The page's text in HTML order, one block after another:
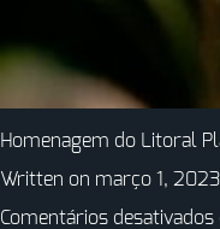
Homenagem do Litoral
Written on março 1,
Comentários desativados